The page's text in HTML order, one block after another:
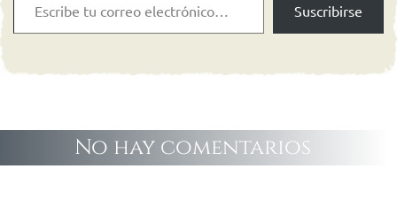
Suscribirse
No hay comentarios